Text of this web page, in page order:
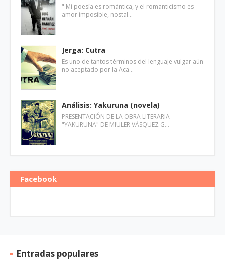
" Mi poesía es romántica, y el romanticismo es
amor imposible, nostal…
Jerga: Cutra
Es uno de tantos términos del lenguaje vulgar aún
no aceptado por la Aca…
Análisis: Yakuruna (novela)
PRESENTACIÓN DE LA OBRA LITERARIA
"YAKURUNA" DE MIULER VÁSQUEZ G…
Facebook
Entradas populares